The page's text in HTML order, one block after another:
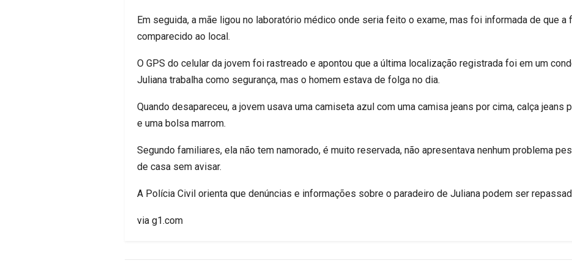
Em seguida, a mãe ligou no laboratório médico onde seria feito o exame, mas foi informada de que a
comparecido ao local.
O GPS do celular da jovem foi rastreado e apontou que a última localização registrada foi em um
Juliana trabalha como segurança, mas o homem estava de folga no dia.
Quando desapareceu, a jovem usava uma camiseta azul com uma camisa jeans por cima, calça jeans
e uma bolsa marrom.
Segundo familiares, ela não tem namorado, é muito reservada, não apresentava nenhum problema
de casa sem avisar.
A Polícia Civil orienta que denúncias e informações sobre o paradeiro de Juliana podem ser
via g1.com